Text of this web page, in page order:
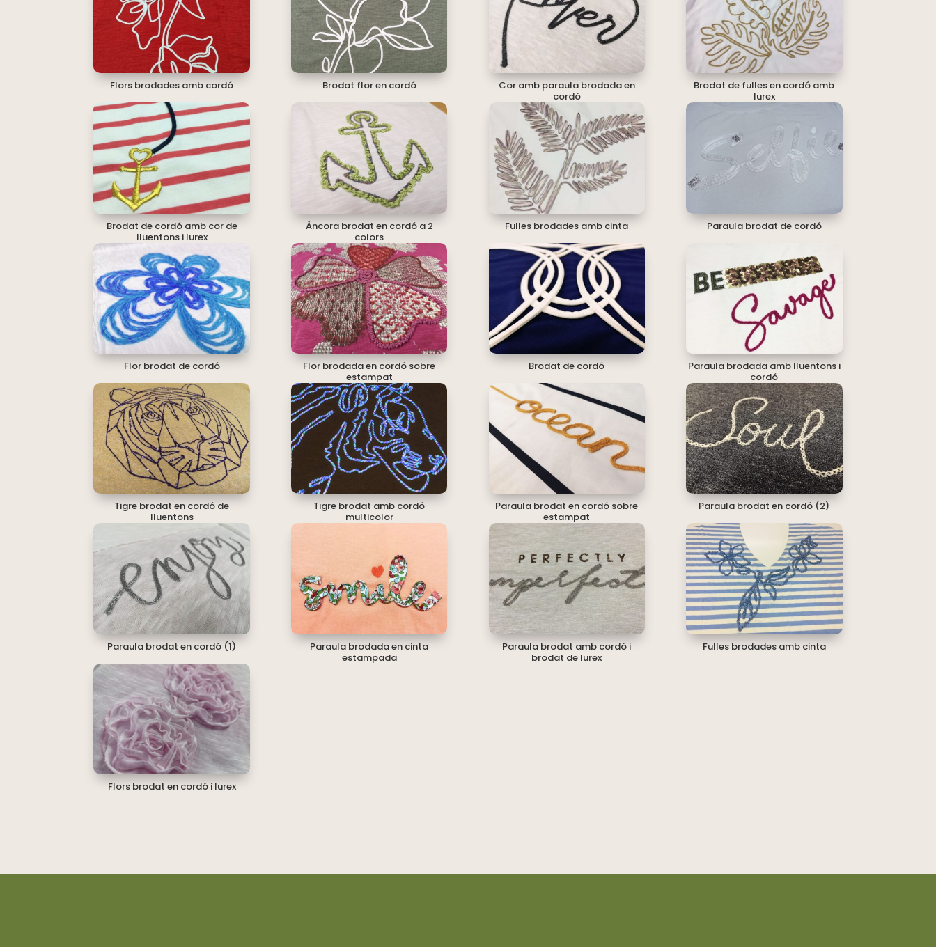
Flors brodades amb cordó Brodat flor en cordó
Cor amb paraula brodada en
cordó
Brodat de fulles en cordó amb
lurex
Brodat de cordó amb cor de
lluentons i lurex
Àncora brodat en cordó a 2
colors
Fulles brodades amb cinta Paraula brodat de cordó
Flor brodat de cordó
Flor brodada en cordó sobre
estampat
Brodat de cordó
Paraula brodada amb lluentons i
cordó
Tigre brodat en cordó de
lluentons
Tigre brodat amb cordó
multicolor
Paraula brodat en cordó sobre
estampat
Paraula brodat en cordó (2)
Paraula brodat en cordó (1)
Paraula brodada en cinta
estampada
Paraula brodat amb cordó i
brodat de lurex
Fulles brodades amb cinta
Flors brodat en cordó i lurex